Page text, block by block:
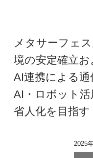
メタサーフェ
境の安定確立
AI連携による通
AI・ロボット活
省人化を目指す
2025